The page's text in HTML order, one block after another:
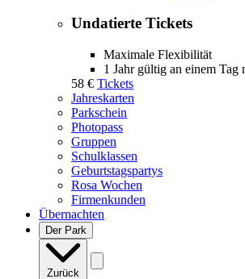
Undatierte Tickets
Maximale Flexibilität
1 Jahr gültig an einem Tag
58 € Tickets
Jahreskarten
Parkschein
Photopass
Gruppen
Schulklassen
Geburtstagspartys
Rosa Wochen
Firmenkunden
Übernachten
Der Park
Zurück